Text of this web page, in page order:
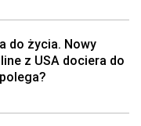
do życia. Nowy
z USA dociera do